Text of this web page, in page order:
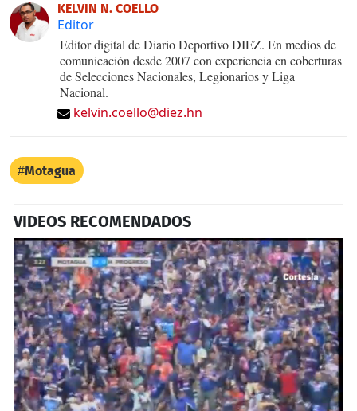
KELVIN N. COELLO
Editor
Editor digital de Diario Deportivo DIEZ. En medios de
comunicación desde 2007 con experiencia en coberturas
de Selecciones Nacionales, Legionarios y Liga
Nacional.
kelvin.coello@diez.hn
Motagua
VIDEOS RECOMENDADOS